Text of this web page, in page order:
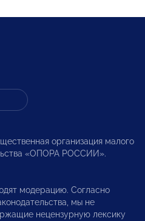
организация малого
«ОПОРА РОССИИ».
модерацию. Согласно
мы не
нецензурную лексику